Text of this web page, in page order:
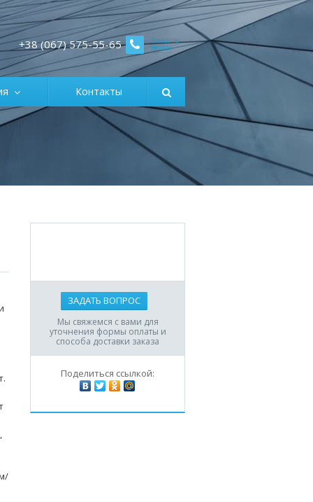
Заказать
звонок
+38 (067) 575-55-65
Контакты
ЗАДАТЬ ВОПРОС
Мы свяжемся с вами для
уточнения формы оплаты и
способа доставки заказа
Поделиться ссылкой: